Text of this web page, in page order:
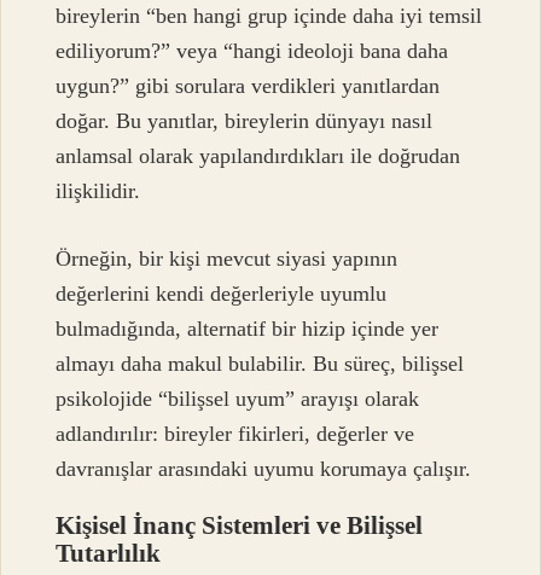
bireylerin “ben hangi grup içinde daha iyi temsil
ediliyorum?” veya “hangi ideoloji bana daha
uygun?” gibi sorulara verdikleri yanıtlardan
doğar. Bu yanıtlar, bireylerin dünyayı nasıl
anlamsal olarak yapılandırdıkları ile doğrudan
ilişkilidir.
Örneğin, bir kişi mevcut siyasi yapının
değerlerini kendi değerleriyle uyumlu
bulmadığında, alternatif bir hizip içinde yer
almayı daha makul bulabilir. Bu süreç, bilişsel
psikolojide “bilişsel uyum” arayışı olarak
adlandırılır: bireyler fikirleri, değerler ve
davranışlar arasındaki uyumu korumaya çalışır.
Kişisel İnanç Sistemleri ve Bilişsel
Tutarlılık